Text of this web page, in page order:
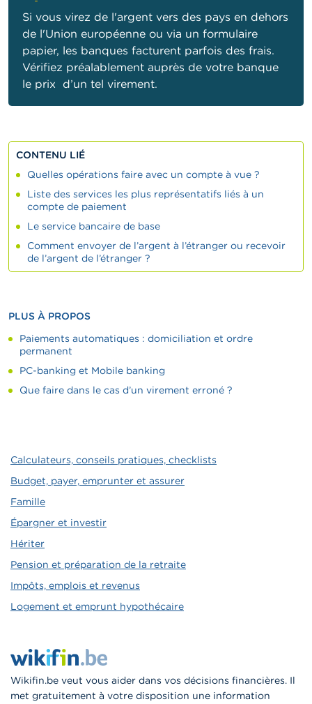
Si vous virez de l'argent vers des pays en dehors
de l'Union européenne ou via un formulaire
papier, les banques facturent parfois des frais.
Vérifiez préalablement auprès de votre banque
le prix d’un tel virement.
CONTENU LIÉ
Quelles opérations faire avec un compte à vue ?
Liste des services les plus représentatifs liés à un
compte de paiement
Le service bancaire de base
Comment envoyer de l’argent à l’étranger ou recevoir
de l’argent de l’étranger ?
PLUS À PROPOS
Paiements automatiques : domiciliation et ordre
permanent
PC-banking et Mobile banking
Que faire dans le cas d’un virement erroné ?
Calculateurs, conseils pratiques, checklists
Budget, payer, emprunter et assurer
Famille
Épargner et investir
Hériter
Pension et préparation de la retraite
Impôts, emplois et revenus
Logement et emprunt hypothécaire
Wikifin.be veut vous aider dans vos décisions financières. Il
met gratuitement à votre disposition une information